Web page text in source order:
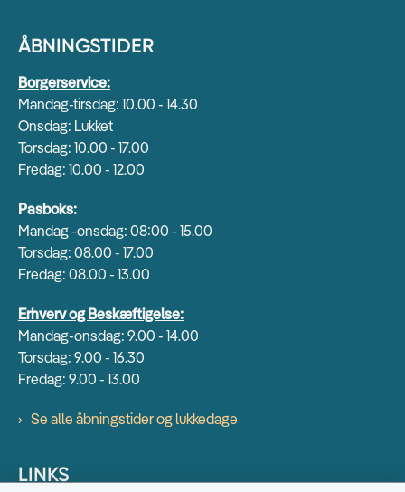
ÅBNINGSTIDER
Borgerservice:
Mandag-tirsdag: 10.00 - 14.30
Onsdag: Lukket
Torsdag: 10.00 - 17.00
Fredag: 10.00 - 12.00
Pasboks:
Mandag -onsdag: 08:00 - 15.00
Torsdag: 08.00 - 17.00
Fredag: 08.00 - 13.00
Erhverv og Beskæftigelse:
Mandag-onsdag: 9.00 - 14.00
Torsdag: 9.00 - 16.30
Fredag: 9.00 - 13.00
Se alle åbningstider og lukkedage
LINKS